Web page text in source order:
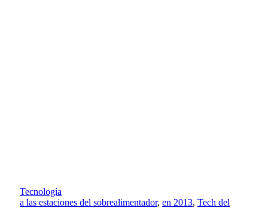
Tecnología
a las estaciones del sobrealimentador, en 2013, Tech del